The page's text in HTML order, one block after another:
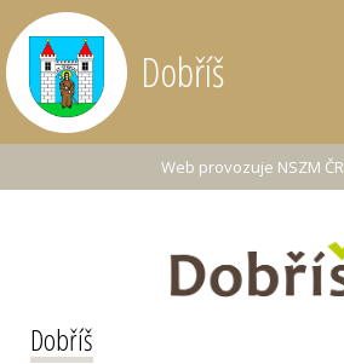
Dobříš
Web provozuje NSZM ČR
Dobříš